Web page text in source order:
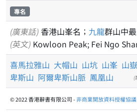
專名
(廣東話) 香港山峯名； 九龍群山中
(英文) Kowloon Peak; Fei Ngo
喜馬拉雅山 大帽山 山坑 山峯 山嶽
卑斯山 阿爾卑斯山脈 鳳凰山 (
© 2022 香港辭書有限公司 -非商業開放資料授權協